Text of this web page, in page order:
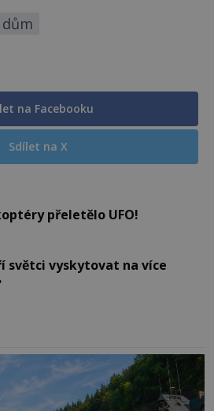
na Facebooku
Sdílet na X
přeletělo UFO!
světci vyskytovat na více